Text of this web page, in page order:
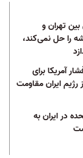
تهران و
را حل نمی‌کند،
آمریکا برای
رژیم ایران مقاومت
در ایران به